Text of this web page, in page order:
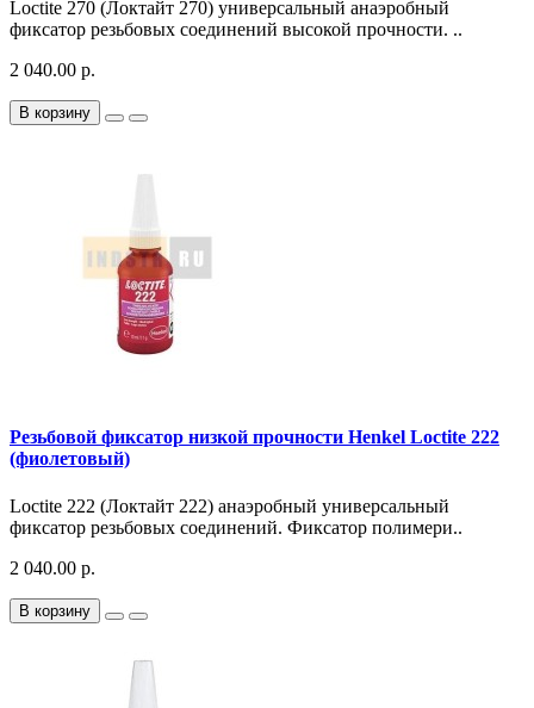
Loctite 270 (Локтайт 270) универсальный анаэробный
фиксатор резьбовых соединений высокой прочности. ..
2 040.00 р.
В корзину
Резьбовой фиксатор низкой прочности Henkel Loctite 222
(фиолетовый)
Loctite 222 (Локтайт 222) анаэробный универсальный
фиксатор резьбовых соединений. Фиксатор полимери..
2 040.00 р.
В корзину